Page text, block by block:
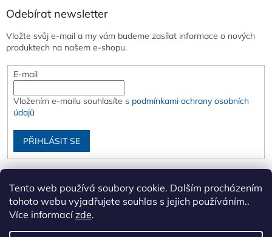
Tento web používá soubory cookie. Dalším procházením
tohoto webu vyjadřujete souhlas s jejich používáním..
Více informacízde.
Odebírat newsletter
Vložte svůj e-mail a my vám budeme zasílat informace o nových
produktech na našem e-shopu.
E-mail
Vložením e-mailu souhlasíte s podmínkami ochrany osobních
údajů
PŘIHLÁSIT SE